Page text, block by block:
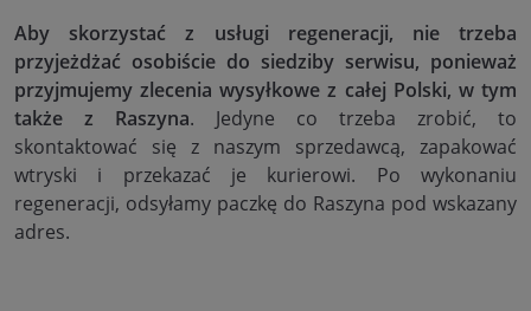
Aby skorzystać z usługi regeneracji, nie trzeba
przyjeżdżać osobiście do siedziby serwisu, ponieważ
przyjmujemy zlecenia wysyłkowe z całej Polski, w tym
także z Raszyna. Jedyne co trzeba zrobić, to
skontaktować się z naszym sprzedawcą, zapakować
wtryski i przekazać je kurierowi. Po wykonaniu
regeneracji, odsyłamy paczkę do Raszyna pod wskazany
adres.